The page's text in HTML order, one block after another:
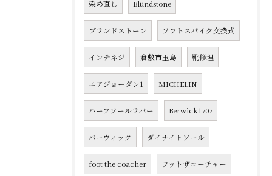
染め直し Blundstone
ブランドストーン ソフトスパイク交換式
インチネジ 倉敷市玉島 靴修理
エアジョーダン1 MICHELIN
ハーフソールラバー Berwick1707
バーウィック ダイナイトソール
foot the coacher フットザコーチャー